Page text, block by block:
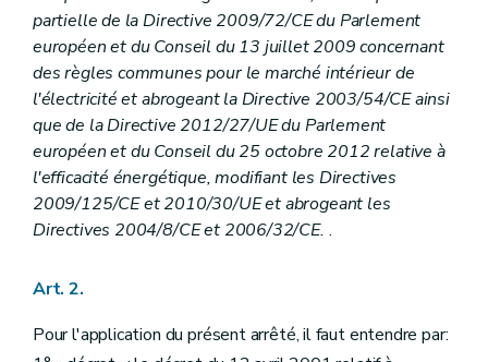
Art. 43
Art. 44
Chapitre VI Dispositions finales (...-abrogé par AGW du 19/07/2018, art. 32).
Art. 45
Art. 45 bis
Art. 45 ter
Art. 46
Art. 47
Art. 48
Annexe 1
partielle de la Directive 2009/72/CE du Parlement
européen et du Conseil du 13 juillet 2009 concernant
des règles communes pour le marché intérieur de
l'électricité et abrogeant la Directive 2003/54/CE ainsi
que de la Directive 2012/27/UE du Parlement
européen et du Conseil du 25 octobre 2012 relative à
l'efficacité énergétique, modifiant les Directives
2009/125/CE et 2010/30/UE et abrogeant les
Directives 2004/8/CE et 2006/32/CE. .
Art. 2.
Pour l'application du présent arrêté, il faut entendre par: